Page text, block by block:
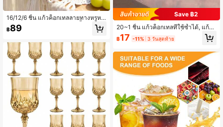
16/12/6 ชิ้น แก้วค็อกเทลลายทางหรูหร
า แก้วแชมเปญลายทางแนวตั้งกลมวินเ
ทจ แก้วน้ำผลไม้ แก้วไอศกรีม แก้วมิลค์
ต่งงาน วันครบรอบ วันวาเลนไทน์ งานวั
นเกิด คริสต์มาส บาร์ งานสังสรรค์
฿89
Save ฿2
20~1 ชิ้น แก้วค็อกเทลที่ใช้ซ้ำได้, แก้ว
มาร์ตินีพลาสติก 5 ออนซ์ที่หรูหรา – เหม
าะสำหรับค็อกเทล แชมเปญ และของหว
งานแต่งงาน คริสต์มาส วันวาเลนไทน์
คาร์นิวัล อีสเตอร์ การรวมตัวของครอบ
ครัวแบบสบายๆ
฿17 -11% 3 วันสุดท้าย